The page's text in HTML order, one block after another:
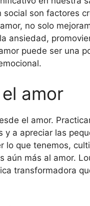
son factores
no solo
ansiedad,
puede ser una
amor
el amor.
a apreciar las
lo que tenemos,
más al amor.
transformadora